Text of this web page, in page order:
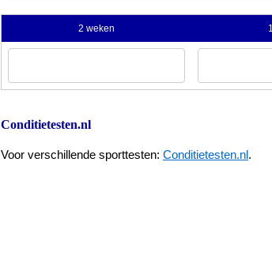
2 weken
Conditietesten.nl
Voor verschillende sporttesten: Conditietesten.nl.